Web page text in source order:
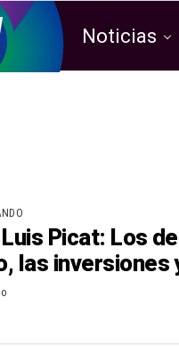
Noticias
Picat: Los
las